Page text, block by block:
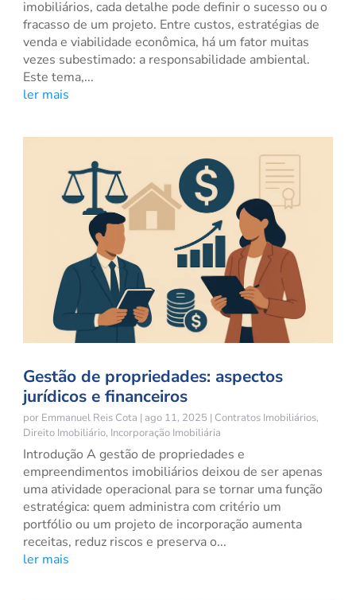
imobiliários, cada detalhe pode definir o sucesso ou o
fracasso de um projeto. Entre custos, estratégias de
venda e viabilidade econômica, há um fator muitas
vezes subestimado: a responsabilidade ambiental.
Este tema,...
ler mais
Gestão de propriedades: aspectos
jurídicos e financeiros
por Emmanuel Reis Cota | ago 11, 2025 | Contratos Imobiliários,
Direito Imobiliário, Incorporação Imobiliária
Introdução A gestão de propriedades e
empreendimentos imobiliários deixou de ser apenas
uma atividade operacional para se tornar uma função
estratégica: quem administra com critério um
portfólio ou um projeto de incorporação aumenta
receitas, reduz riscos e preserva o...
ler mais